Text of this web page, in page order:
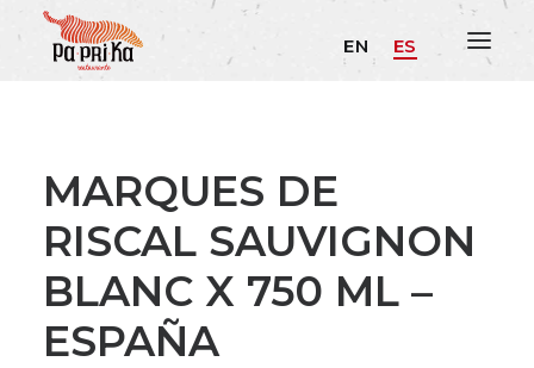
EN ES
MARQUES DE
RISCAL SAUVIGNON
BLANC X 750 ML –
ESPAÑA